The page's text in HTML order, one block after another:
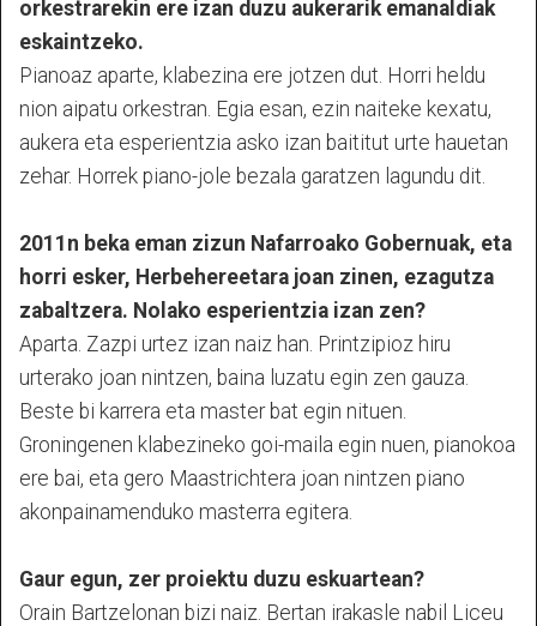
orkestrarekin ere izan duzu aukerarik emanaldiak
eskaintzeko.
Pianoaz aparte, klabezina ere jotzen dut. Horri heldu
nion aipatu orkestran. Egia esan, ezin naiteke kexatu,
aukera eta esperientzia asko izan baititut urte hauetan
zehar. Horrek piano-jole bezala garatzen lagundu dit.
2011n beka eman zizun Nafarroako Gobernuak, eta
horri esker, Herbehereetara joan zinen, ezagutza
zabaltzera. Nolako esperientzia izan zen?
Aparta. Zazpi urtez izan naiz han. Printzipioz hiru
urterako joan nintzen, baina luzatu egin zen gauza.
Beste bi karrera eta master bat egin nituen.
Groningenen klabezineko goi-maila egin nuen, pianokoa
ere bai, eta gero Maastrichtera joan nintzen piano
akonpainamenduko masterra egitera.
Gaur egun, zer proiektu duzu eskuartean?
Orain Bartzelonan bizi naiz. Bertan irakasle nabil Liceu